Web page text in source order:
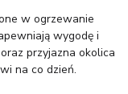
w ogrzewanie
wygodę i
przyjazna okolica
na co dzień.